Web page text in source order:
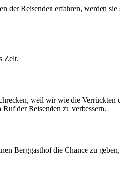
der Reisenden erfahren, werden
Zelt.
weil wir wie die Verrückten
der Reisenden zu verbessern.
Berggasthof die Chance zu